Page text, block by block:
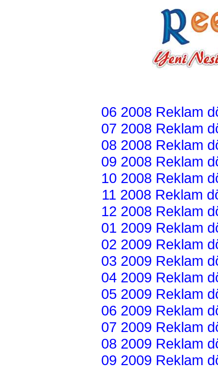
06 2008 Reklam
07 2008 Reklam
08 2008 Reklam
09 2008 Reklam
10 2008 Reklam
11 2008 Reklam
12 2008 Reklam
01 2009 Reklam
02 2009 Reklam
03 2009 Reklam
04 2009 Reklam
05 2009 Reklam
06 2009 Reklam
07 2009 Reklam
08 2009 Reklam
09 2009 Reklam